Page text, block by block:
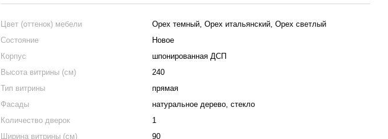
Цвет (оттенок) мебели
Орех темный, Орех итальянский, Орех светлый
Состояние
Новое
Корпус
шпонированная ДСП
Высота витрины (см)
240
Тип витрины
прямая
Фасады
натуральное дерево, стекло
Количество дверок
1
Ширина витрины (см)
90